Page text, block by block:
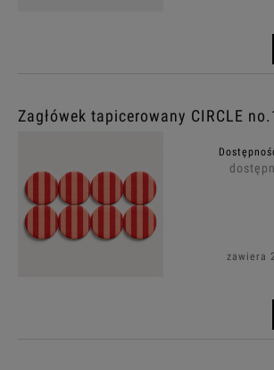
Zagłówek tapicerowany CIRCLE
zawiera